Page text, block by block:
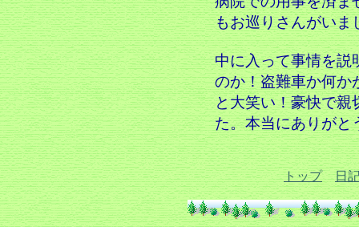
もお巡りさんがいま
中に入って事情を説
のか！盗難車か何か
と大笑い！豪快で親
た。本当にありがと
トップ 日